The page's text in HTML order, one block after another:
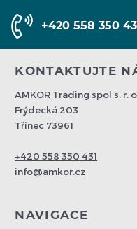
+420 558 350
KONTAKTUJTE
AMKOR Trading spol s. r.
Frýdecká 203
Třinec 73961
+420 558 350 431
info@amkor.cz
NAVIGACE